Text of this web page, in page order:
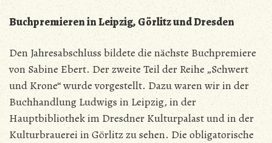
Buchpremieren in Leipzig, Görlitz und Dresden
Den Jahresabschluss bildete die nächste Buchpremiere
von Sabine Ebert. Der zweite Teil der Reihe „Schwert
und Krone“ wurde vorgestellt. Dazu waren wir in der
Buchhandlung Ludwigs in Leipzig, in der
Hauptbibliothek im Dresdner Kulturpalast und in der
Kulturbrauerei in Görlitz zu sehen. Die obligatorische